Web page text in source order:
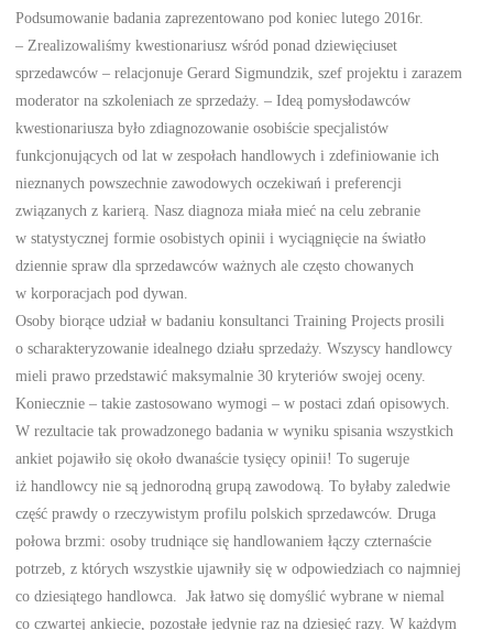
Podsumowanie badania zaprezentowano pod koniec lutego 2016r.
– Zrealizowaliśmy kwestionariusz wśród ponad dziewięciuset
sprzedawców – relacjonuje Gerard Sigmundzik, szef projektu i zarazem
moderator na szkoleniach ze sprzedaży. – Ideą pomysłodawców
kwestionariusza było zdiagnozowanie osobiście specjalistów
funkcjonujących od lat w zespołach handlowych i zdefiniowanie ich
nieznanych powszechnie zawodowych oczekiwań i preferencji
związanych z karierą. Nasz diagnoza miała mieć na celu zebranie
w statystycznej formie osobistych opinii i wyciągnięcie na światło
dziennie spraw dla sprzedawców ważnych ale często chowanych
w korporacjach pod dywan.
Osoby biorące udział w badaniu konsultanci Training Projects prosili
o scharakteryzowanie idealnego działu sprzedaży. Wszyscy handlowcy
mieli prawo przedstawić maksymalnie 30 kryteriów swojej oceny.
Koniecznie – takie zastosowano wymogi – w postaci zdań opisowych.
W rezultacie tak prowadzonego badania w wyniku spisania wszystkich
ankiet pojawiło się około dwanaście tysięcy opinii! To sugeruje
iż handlowcy nie są jednorodną grupą zawodową. To byłaby zaledwie
część prawdy o rzeczywistym profilu polskich sprzedawców. Druga
połowa brzmi: osoby trudniące się handlowaniem łączy czternaście
potrzeb, z których wszystkie ujawniły się w odpowiedziach co najmniej
co dziesiątego handlowca. Jak łatwo się domyślić wybrane w niemal
co czwartej ankiecie, pozostałe jedynie raz na dziesięć razy. W każdym